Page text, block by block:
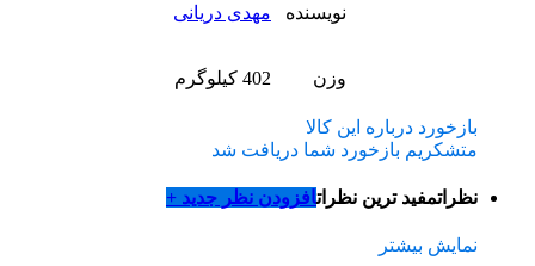
نویسنده مهدی دریانی
وزن 402 کیلوگرم
بازخورد درباره این کالا
متشکریم بازخورد شما دریافت شد
نظراتمفید ترین نظراتافزودن نظر جدید +
نمایش بیشتر